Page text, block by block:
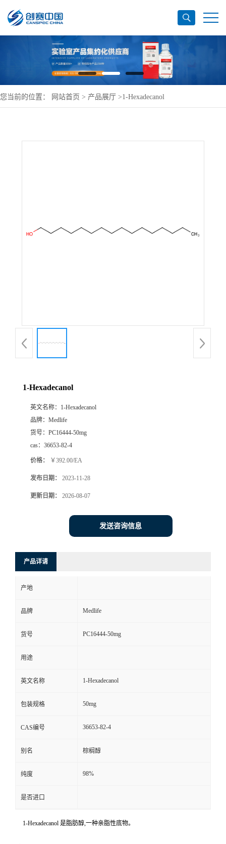
您当前的位置： 网站首页 > 产品展厅 >1-Hexadecanol
1-Hexadecanol
英文名称： 1-Hexadecanol
品牌： Medlife
货号： PC16444-50mg
cas： 36653-82-4
价格： ￥392.00/EA
发布日期： 2023-11-28
更新日期： 2026-08-07
发送咨询信息
产品详请
产地
品牌 Medlife
货号 PC16444-50mg
用途
英文名称 1-Hexadecanol
包装规格 50mg
CAS编号 36653-82-4
别名 棕榈醇
纯度 98%
是否进口
1-Hexadecanol 是脂肪醇,一种亲脂性底物。